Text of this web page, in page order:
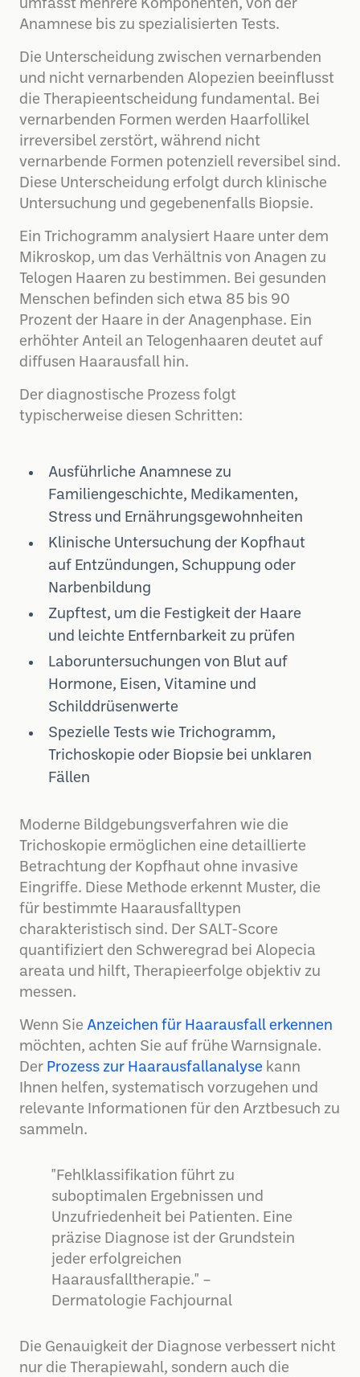
umfasst mehrere Komponenten, von der
Anamnese bis zu spezialisierten Tests.
Die Unterscheidung zwischen vernarbenden
und nicht vernarbenden Alopezien beeinflusst
die Therapieentscheidung fundamental. Bei
vernarbenden Formen werden Haarfollikel
irreversibel zerstört, während nicht
vernarbende Formen potenziell reversibel sind.
Diese Unterscheidung erfolgt durch klinische
Untersuchung und gegebenenfalls Biopsie.
Ein Trichogramm analysiert Haare unter dem
Mikroskop, um das Verhältnis von Anagen zu
Telogen Haaren zu bestimmen. Bei gesunden
Menschen befinden sich etwa 85 bis 90
Prozent der Haare in der Anagenphase. Ein
erhöhter Anteil an Telogenhaaren deutet auf
diffusen Haarausfall hin.
Der diagnostische Prozess folgt
typischerweise diesen Schritten:
Ausführliche Anamnese zu
Familiengeschichte, Medikamenten,
Stress und Ernährungsgewohnheiten
Klinische Untersuchung der Kopfhaut
auf Entzündungen, Schuppung oder
Narbenbildung
Zupftest, um die Festigkeit der Haare
und leichte Entfernbarkeit zu prüfen
Laboruntersuchungen von Blut auf
Hormone, Eisen, Vitamine und
Schilddrüsenwerte
Spezielle Tests wie Trichogramm,
Trichoskopie oder Biopsie bei unklaren
Fällen
Moderne Bildgebungsverfahren wie die
Trichoskopie ermöglichen eine detaillierte
Betrachtung der Kopfhaut ohne invasive
Eingriffe. Diese Methode erkennt Muster, die
für bestimmte Haarausfalltypen
charakteristisch sind. Der SALT-Score
quantifiziert den Schweregrad bei Alopecia
areata und hilft, Therapieerfolge objektiv zu
messen.
Wenn Sie Anzeichen für Haarausfall erkennen
möchten, achten Sie auf frühe Warnsignale.
Der Prozess zur Haarausfallanalyse kann
Ihnen helfen, systematisch vorzugehen und
relevante Informationen für den Arztbesuch zu
sammeln.
"Fehlklassifikation führt zu
suboptimalen Ergebnissen und
Unzufriedenheit bei Patienten. Eine
präzise Diagnose ist der Grundstein
jeder erfolgreichen
Haarausfalltherapie." –
Dermatologie Fachjournal
Die Genauigkeit der Diagnose verbessert nicht
nur die Therapiewahl, sondern auch die